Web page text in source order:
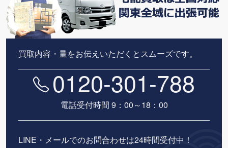
買取内容・量をお伝えいただくとスムーズです。
0120-301-788
電話受付時間 9：00～18：00
LINE・メールでのお問合わせは24時間受付中！